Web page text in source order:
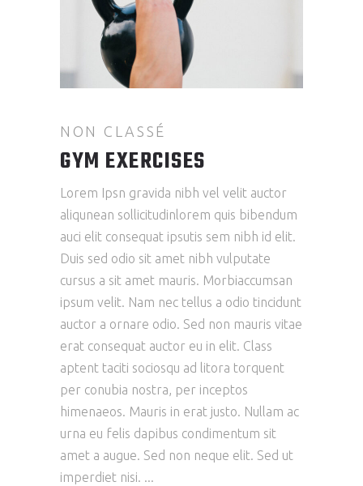
NON CLASSÉ
GYM EXERCISES
Lorem Ipsn gravida nibh vel velit auctor
aliqunean sollicitudinlorem quis bibendum
auci elit consequat ipsutis sem nibh id elit.
Duis sed odio sit amet nibh vulputate
cursus a sit amet mauris. Morbiaccumsan
ipsum velit. Nam nec tellus a odio tincidunt
auctor a ornare odio. Sed non mauris vitae
erat consequat auctor eu in elit. Class
aptent taciti sociosqu ad litora torquent
per conubia nostra, per inceptos
himenaeos. Mauris in erat justo. Nullam ac
urna eu felis dapibus condimentum sit
amet a augue. Sed non neque elit. Sed ut
imperdiet nisi.